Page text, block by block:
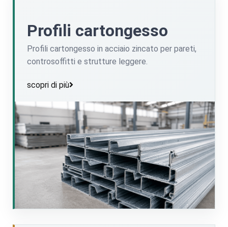
Profili cartongesso
Profili cartongesso in acciaio zincato per pareti,
controsoffitti e strutture leggere.
scopri di più